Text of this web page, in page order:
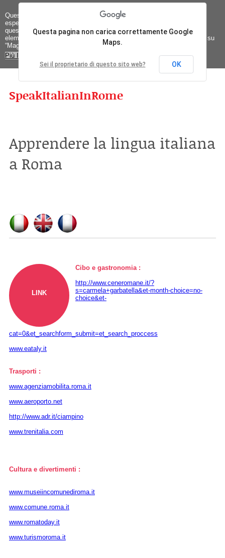
Questo sito utilizza cookie, anche di terze parti, per migliorare la tua
esperienza e offrire servizi in linea con le tue preferenze. Chiudendo
questo banner, scorrendo questa pagina o cliccando qualunque suo
elemento acconsenti all’uso dei cookie. Se vuoi saperne di più clicca su
“Maggiori Informazioni"
Più Informazioni
SpeakItalianInRome
Apprendere la lingua italiana
a Roma
LINK
Cibo e gastronomia :
http://www.ceneromane.it/?
s=carmela+garbatella&et-month-choice=no-
choice&et-
cat=0&et_searchform_submit=et_search_proccess
www.eataly.it
Trasporti :
www.agenziamobilita.roma.it
www.aeroporto.net
http://www.adr.it/ciampino
www.trenitalia.com
Cultura e divertimenti :
www.museiincomunediroma.it
www.comune.roma.it
www.romatoday.it
www.turismoroma.it
Questa pagina non carica correttamente Google
Maps.
Sei il proprietario di questo sito web? OK